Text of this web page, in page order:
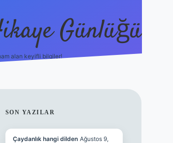
Günlüğü
alan keyifli bilgiler!
SIDEBAR
SON YAZILAR
Çaydanlık hangi dilden Ağustos 9,
betbox giriş